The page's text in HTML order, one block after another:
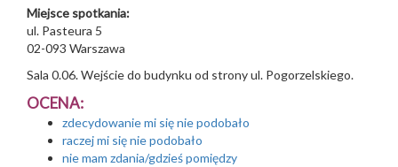
Miejsce spotkania:
ul. Pasteura 5
02-093 Warszawa
Sala 0.06. Wejście do budynku od strony ul. Pogorzelskiego.
OCENA:
zdecydowanie mi się nie podobało
raczej mi się nie podobało
nie mam zdania/gdzieś pomiędzy